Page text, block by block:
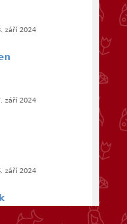
září 2024
září 2024
září 2024